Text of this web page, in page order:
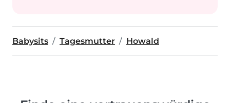
Babysits Tagesmutter Howald